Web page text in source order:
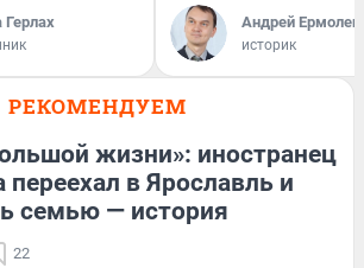
Герлах Андрей
историк
РЕКОМЕНДУЕМ
жизни»: иностранец
переехал в Ярославль и
семью — история
22